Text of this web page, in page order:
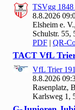
TSVgg
8.8.2026
Elsheim e.
Schulstr. 55,
PDF | QR-
TACT VfL
VfL Trier
8.8.2026
Rasenplatz,
Karlsweg 1,